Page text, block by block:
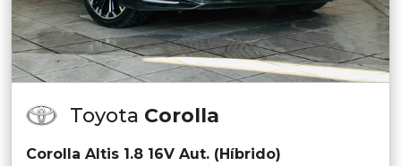
Toyota Corolla
Corolla Altis 1.8 16V Aut. (Híbrido)